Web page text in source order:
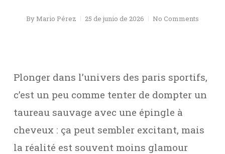
By Mario Pérez 25 de junio de 2026 No Comments
Plonger dans l’univers des paris sportifs,
c’est un peu comme tenter de dompter un
taureau sauvage avec une épingle à
cheveux : ça peut sembler excitant, mais
la réalité est souvent moins glamour